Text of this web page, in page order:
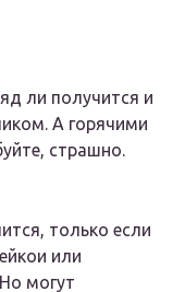
ли получится и
А горячими
страшно.
только если
или
могут